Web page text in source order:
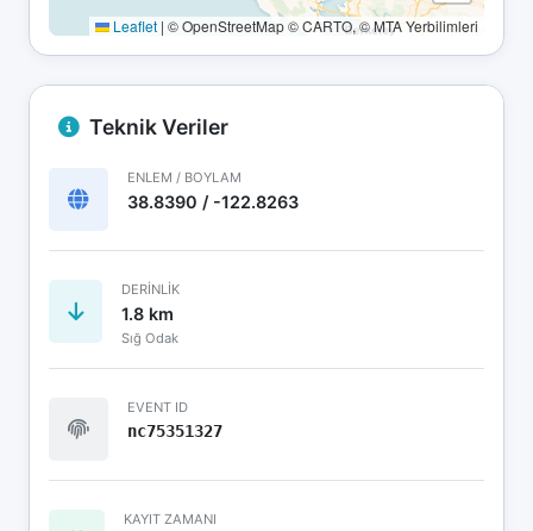
Leaflet | © OpenStreetMap © CARTO, © MTA Yerbilimleri
Teknik Veriler
ENLEM / BOYLAM
38.8390 / -122.8263
DERINLIK
1.8 km
Sığ Odak
EVENT ID
nc75351327
KAYIT ZAMANI